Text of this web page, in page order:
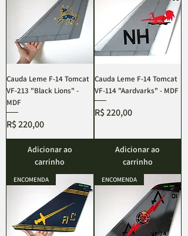
Cauda Leme F-14 Tomcat
VF-213 "Black Lions" -
MDF
Preço
R$ 220,00
Adicionar ao
carrinho
Cauda Leme F-14 Tomcat
VF-114 "Aardvarks" - MDF
Preço
R$ 220,00
Adicionar ao
carrinho
ENCOMENDA ENCOMENDA